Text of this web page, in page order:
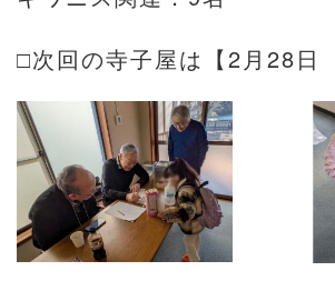
□次回の寺子屋は【2月28日